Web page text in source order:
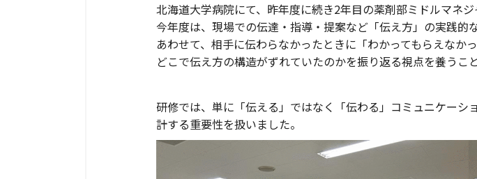
北海道大学病院にて、昨年度に続き2年目の薬剤部ミドルマネ
今年度は、現場での伝達・指導・提案など「伝え方」の実践的
あわせて、相手に伝わらなかったときに「わかってもらえなか
どこで伝え方の構造がずれていたのかを振り返る視点を養うこ
研修では、単に「伝える」ではなく「伝わる」コミュニケー
計する重要性を扱いました。